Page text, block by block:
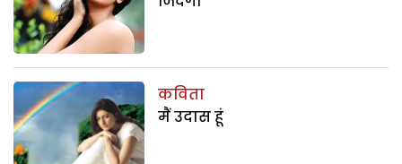
कविता
मैं उदास हूं